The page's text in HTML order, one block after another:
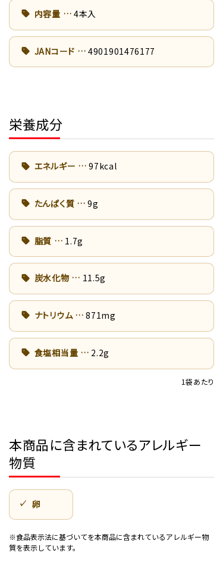
内容量 4本入
JANコード 4901901476177
栄養成分
エネルギー 97kcal
たんぱく質 9g
脂質 1.7g
炭水化物 11.5g
ナトリウム 871mg
食塩相当量 2.2g
1袋あたり
本商品に含まれているアレルギー
物質
卵
※食品表示法に基づいてを本商品に含まれているアレルギー物
質を表示しています。